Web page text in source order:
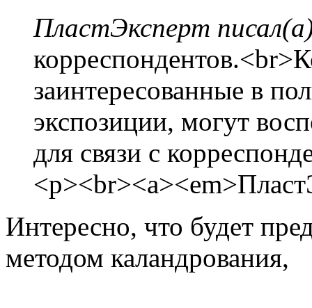
ПластЭксперт
заинтересованные в
экспозиции, могут
для связи с
Интересно, что будет
методом каландрования,